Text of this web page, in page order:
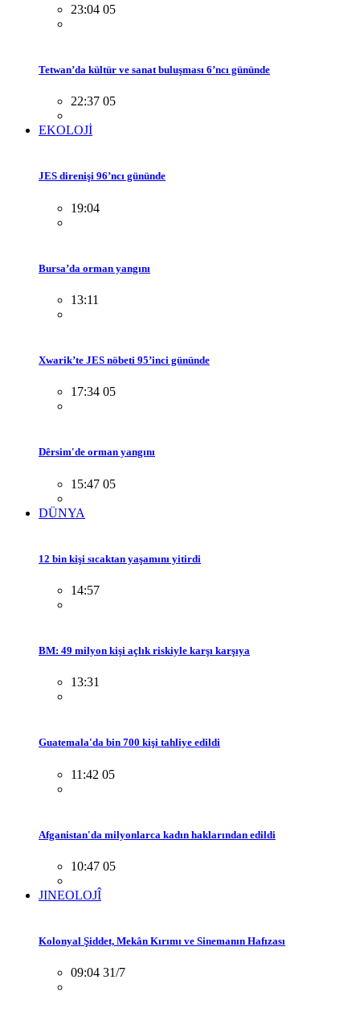
23:04 05
Tetwan’da kültür ve sanat buluşması 6’ncı gününde
22:37 05
EKOLOJİ
JES direnişi 96’ncı gününde
19:04
Bursa’da orman yangını
13:11
Xwarik’te JES nöbeti 95’inci gününde
17:34 05
Dêrsim'de orman yangını
15:47 05
DÜNYA
12 bin kişi sıcaktan yaşamını yitirdi
14:57
BM: 49 milyon kişi açlık riskiyle karşı karşıya
13:31
Guatemala'da bin 700 kişi tahliye edildi
11:42 05
Afganistan'da milyonlarca kadın haklarından edildi
10:47 05
JINEOLOJÎ
Kolonyal Şiddet, Mekân Kırımı ve Sinemanın Hafızası
09:04 31/7